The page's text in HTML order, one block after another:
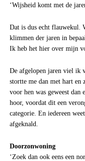
‘Wijsheid komt met de
Dat is dus echt flauwekul.
klimmen der jaren in
Ik heb het hier over mijn
De afgelopen jaren viel ik
stortte me dan met hart en
voor hen was geweest dan
hoor, voordat dit een
categorie. En iedereen
afgeknald.
Doorzonwoning
‘Zoek dan ook eens een